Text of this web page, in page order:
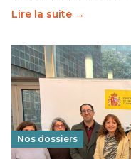
Lire la suite →
Nos dossiers